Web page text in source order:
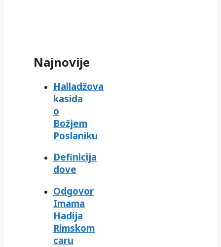
Najnovije
Halladžova
kasida
o
Božjem
Poslaniku
Definicija
dove
Odgovor
Imama
Hadija
Rimskom
caru